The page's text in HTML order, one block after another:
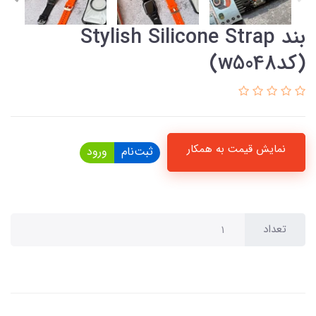
بند Stylish Silicone Strap
(کدw5048)
نمایش قیمت به همکار ثبت‌نام ورود
تعداد